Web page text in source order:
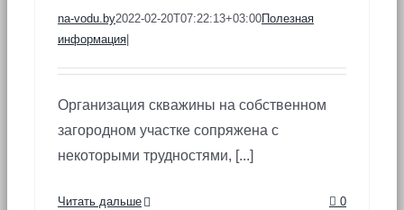
na-vodu.by2022-02-20T07:22:13+03:00Полезная
информация
Организация скважины на собственном
загородном участке сопряжена с
некоторыми трудностями, [...]
Читать дальше 0